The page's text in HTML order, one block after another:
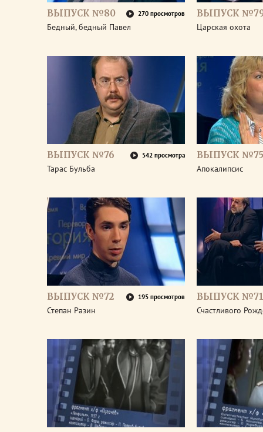
ВЫПУСК №80 270 просмотров
Бедный, бедный Павел
ВЫПУСК
Царская охота
ВЫПУСК №76 542 просмотра
Тарас Бульба
ВЫПУСК №75
Апокалипсис
ВЫПУСК №72 195 просмотров
Степан Разин
ВЫПУСК №71
Счастливого